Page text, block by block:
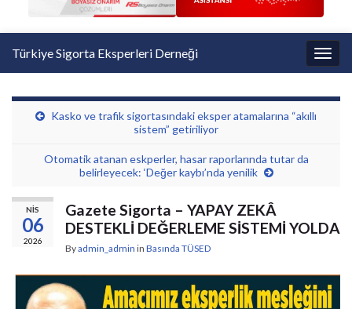
Türkiye Sigorta Eksperleri Derneği
Kasko ve trafik sigortasındaki eksper atamalarına “akıllı
sistem” getiriliyor
Otomatik atanan eskperler, hasar raporlarında tutar da
belirleyecek: ‘Değer kaybı’nda yenilik
NIS
06
2026
Gazete Sigorta – YAPAY ZEKÂ
DESTEKLİ DEĞERLEME SİSTEMİ YOLDA
Byadmin_admin in Basında TÜSED